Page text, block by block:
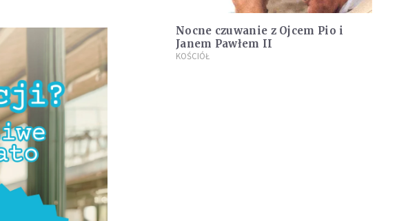
Nocne czuwanie z Ojcem Pio i
Janem Pawłem II
KOŚCIÓŁ